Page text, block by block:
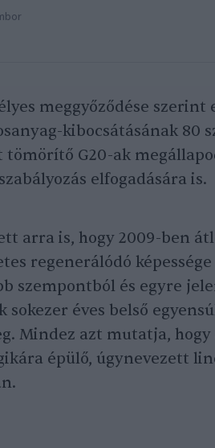
meggyőződése szerint
kibocsátásának 80
G20-ak
elfogadására is.
arra is, hogy 2009-ben
regenerálódó
szempontból és egyre
éves belső
Mindez azt mutatja, hogy
épülő, úgynevezett